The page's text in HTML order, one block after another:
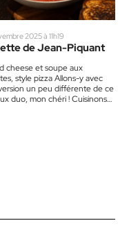
2025 à 11h19
de Jean-Piquant
cheese et soupe aux
style pizza Allons-y avec
un peu différente de ce
duo, mon chéri ! Cuisinons